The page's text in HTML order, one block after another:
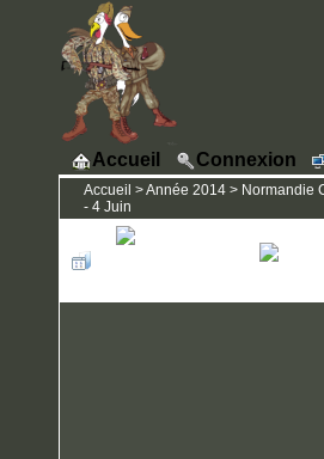
Accueil Connexion
Accueil >Année 2014 > Normandie
- 4 Juin